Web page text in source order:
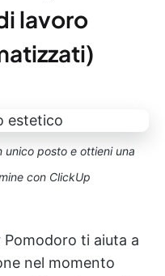
lavoro
posto e ottieni una
con ClickUp
ti aiuta a
nel momento